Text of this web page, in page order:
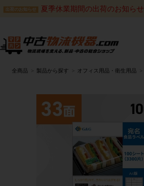
出荷のお知らせ 夏季休業期間の出荷のお知らせ
全商品 製品から探す オフィス用品・衛生用品